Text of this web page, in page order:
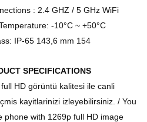
: 2.4 GHZ / 5 GHz WiFi
-10°C ~ +50°C
IP-65 143,6 mm 154
SPECIFICATIONS
HD görüntü kalitesi ile canli
kayitlarinizi izleyebilirsiniz. / You
phone with 1269p full HD image